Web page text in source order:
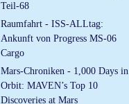
Teil-68
Raumfahrt - ISS-ALLtag:
Ankunft von Progress MS-06
Cargo
Mars-Chroniken - 1,000 Days in
Orbit: MAVEN’s Top 10
Discoveries at Mars